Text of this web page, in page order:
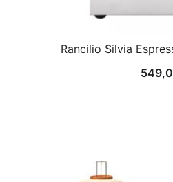
Rancilio Silvia